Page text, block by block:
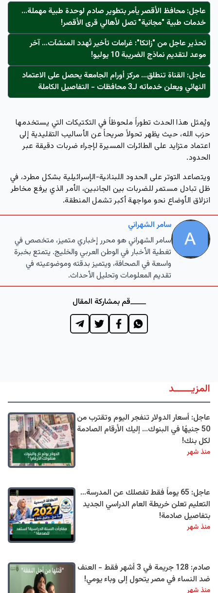
عاجل: محافظ الأقصر يأمر بتطوير صادم لوحدة طبية مهملة...
خدمات طبية "مجانية" تصل لأهالي قرى الأقصر!
تحذير عاجل من "زاتكا": غرامات تأخير تُهدد المنشآت… آخر
موعد لتقديم نماذج الضريبة 10 يوليو!
عاجل: القناة تنطلق... مركز أورام الجامعة يحصل على الاعتماد
النهائي ويعلن خدماته لـ3 محافظات - التفاصيل الكاملة
ويُمثل هذا الحدث تطوراً ملحوظاً في التكتيكات التي يستخدمها
حزب الله، حيث يظهر تحولاً صريحاً عن الأساليب التقليدية إلى
اعتماد متزايد على الطائرات المسيرة لإجراء ضربات دقيقة عبر
الحدود.
ويتصاعد التوتر على الحدود اللبنانية-الإسرائيلية بشكل مطرد، في
ظل تبادل مستمر للضربات بين الجانبين، الأمر الذي يرفع مخاطر
انزلاق الأوضاع نحو مواجهة أكبر تشمل المنطقة.
سامر الشهراني
سامر الشهراني هو محرر إخباري متميز، متخصص في
تغطية الأخبار في الوطن العربي والخليج. يتمتع بخبرة
واسعة في الصحافة، ويتميز بدقته وموضوعيته في
تقديم المعلومات وتحليل الأحداث.
قم بمشاركة المقال
المزيــــــد
عاجل: أسعار الدولار تنفجر اليوم وتقترب من
50 جنيهًا في البنوك... إليك الأرقام الصادمة
لكل بنك!
منذ شهر
عاجل: 65 يوماً فقط تفصلك عن المدرسة...
التعليم تعلن خريطة العام الدراسي الجديد
بتفاصيل صادمة!
منذ شهر
صادم: 128 جريمة في 3 أشهر فقط - العنف
ضد النساء في مصر يتحول إلى وباء يومي!
منذ شهر